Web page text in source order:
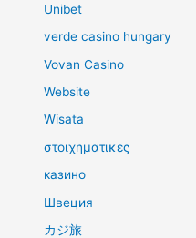
Unibet
verde casino hungary
Vovan Casino
Website
Wisata
στοιχηματικες
казино
Швеция
カジ旅